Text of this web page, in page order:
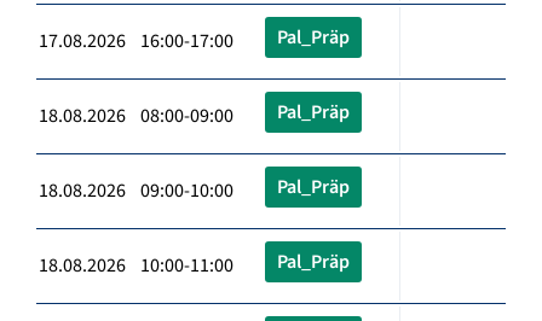
17.08.2026 16:00-17:00 Pal_Präp
18.08.2026 08:00-09:00 Pal_Präp
18.08.2026 09:00-10:00 Pal_Präp
18.08.2026 10:00-11:00 Pal_Präp